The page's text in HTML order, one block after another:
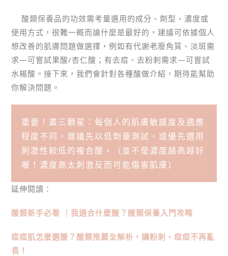
酸類保養品的功效需考量選用的成分、劑型、濃度或
使用方式，很難一概而論什麼是最好的，建議可依據個人
想改善的肌膚問題做選擇，例如有代謝老廢角質、淡斑需
求—可嘗試果酸/杏仁酸；有去痘、去粉刺需求—可嘗試
水楊酸。接下來，我們會針對各種酸做介紹，期待能幫助
你解決問題。
重要！畫三顆星：每個人的肌膚敏感度及適應
程度不同，建議先以低劑量測試，或優先選用
刺激性較低的複合酸。（並不是濃度越高越好
喔！濃度高太刺激反而可能傷害肌膚）
延伸閱讀：
酸類新手必看 ｜我適合什麼酸？酸類保養入門攻略
痘痘肌怎麼選酸？酸類推薦全解析，讓粉刺、痘痘不再亂
長！